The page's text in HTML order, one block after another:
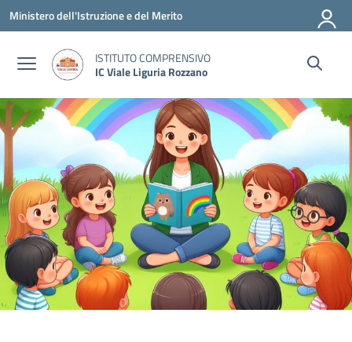
Vai ai contenuti
Vai al menu di navigazione
Vai al footer
Ministero dell'Istruzione e del Merito
ISTITUTO COMPRENSIVO
IC Viale Liguria Rozzano